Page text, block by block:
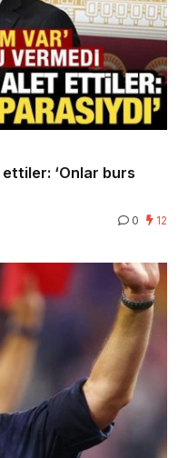
‘Onlar burs
0 12